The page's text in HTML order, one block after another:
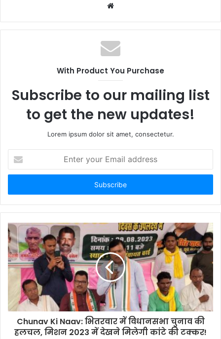
Website
With Product You Purchase
Subscribe to our mailing list
to get the new updates!
Lorem ipsum dolor sit amet, consectetur.
your
Email
Chunav Ki Naav: भितरवार में विधानसभा चुनाव की
हलचल, मिशन 2023 में देखने मिलेगी कांटे की टक्कर!